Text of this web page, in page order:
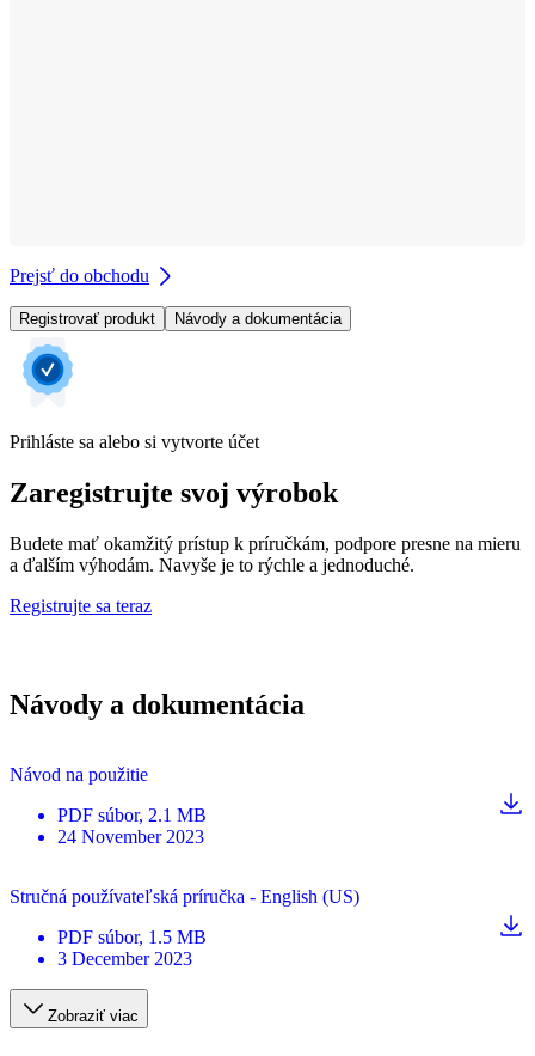
Prejsť do obchodu
Registrovať produkt Návody a dokumentácia
Prihláste sa alebo si vytvorte účet
Zaregistrujte svoj výrobok
Budete mať okamžitý prístup k príručkám, podpore presne na mieru
a ďalším výhodám. Navyše je to rýchle a jednoduché.
Registrujte sa teraz
Návody a dokumentácia
Návod na použitie
PDF súbor, 2.1 MB
24 November 2023
Stručná používateľská príručka - English (US)
PDF súbor, 1.5 MB
3 December 2023
Zobraziť viac